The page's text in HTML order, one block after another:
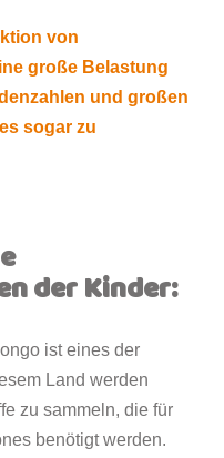
von
große Belastung
und großen
sogar zu
der Kinder:
ist eines der
Land werden
zu sammeln, die für
benötigt werden.